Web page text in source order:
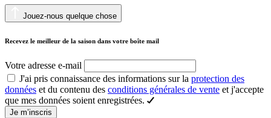
Jouez-nous quelque chose
Recevez le meilleur de la saison dans votre boîte mail
Votre adresse e-mail
J'ai pris connaissance des informations sur la protection des
données et du contenu des conditions générales de vente et j'accepte
que mes données soient enregistrées.
Je m’inscris